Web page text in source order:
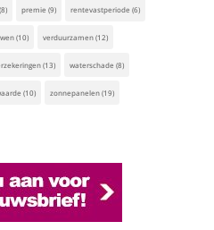
(8) premie (9) rentevastperiode (6)
(10) verduurzamen(12)
(13) waterschade (8)
(10) zonnepanelen(19)